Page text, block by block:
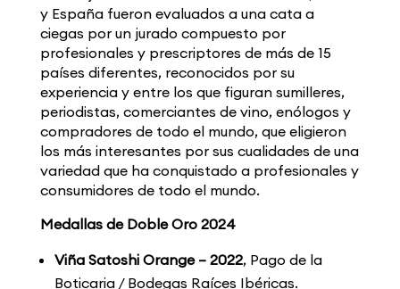
y España fueron evaluados a una cata a
ciegas por un jurado compuesto por
profesionales y prescriptores de más de 15
países diferentes, reconocidos por su
experiencia y entre los que figuran sumilleres,
periodistas, comerciantes de vino, enólogos y
compradores de todo el mundo, que eligieron
los más interesantes por sus cualidades de una
variedad que ha conquistado a profesionales y
consumidores de todo el mundo.
Medallas de Doble Oro 2024
Viña Satoshi Orange – 2022, Pago de la
Boticaria / Bodegas Raíces Ibéricas.